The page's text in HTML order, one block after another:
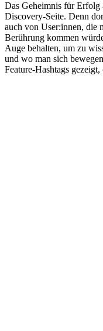
Das Geheimnis für
Discovery-Seite. Denn
auch von User:innen, die
Berührung kommen
Auge behalten, um zu
und wo man sich
Feature-Hashtags